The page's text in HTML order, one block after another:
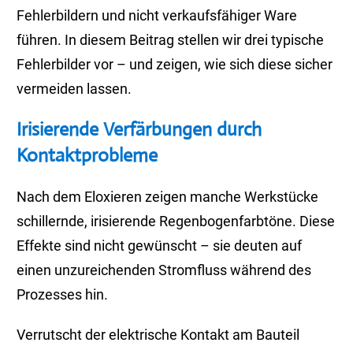
Fehlerbildern und nicht verkaufsfähiger Ware
führen. In diesem Beitrag stellen wir drei typische
Fehlerbilder vor – und zeigen, wie sich diese sicher
vermeiden lassen.
Irisierende Verfärbungen durch
Kontaktprobleme
Nach dem Eloxieren zeigen manche Werkstücke
schillernde, irisierende Regenbogenfarbtöne. Diese
Effekte sind nicht gewünscht – sie deuten auf
einen unzureichenden Stromfluss während des
Prozesses hin.
Verrutscht der elektrische Kontakt am Bauteil